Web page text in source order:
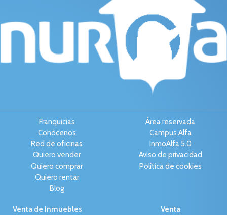
Franquicias
Conócenos
Red de oficinas
Quiero vender
Quiero comprar
Quiero rentar
Blog
Área reservada
Campus Alfa
InmoAlfa 5.0
Aviso de privacidad
Política de cookies
Venta de Inmuebles
Venta